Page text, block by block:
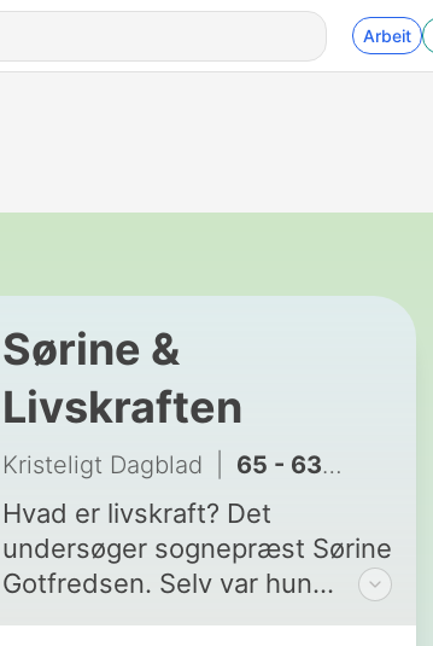
Arbeit
Sørine &
Livskraften
Kristeligt Dagblad 65 - 63: Peter Viggo Jakobsen
Hvad er livskraft? Det
undersøger sognepræst Sørine
Gotfredsen. Selv var hun
umoden, tungsindig og